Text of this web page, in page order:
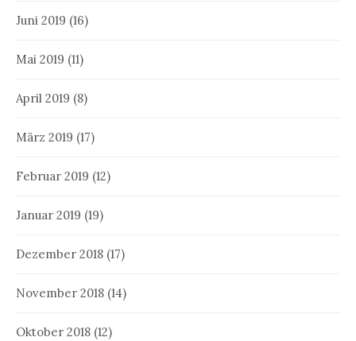
Juni 2019 (16)
Mai 2019 (11)
April 2019 (8)
März 2019 (17)
Februar 2019 (12)
Januar 2019 (19)
Dezember 2018 (17)
November 2018 (14)
Oktober 2018 (12)